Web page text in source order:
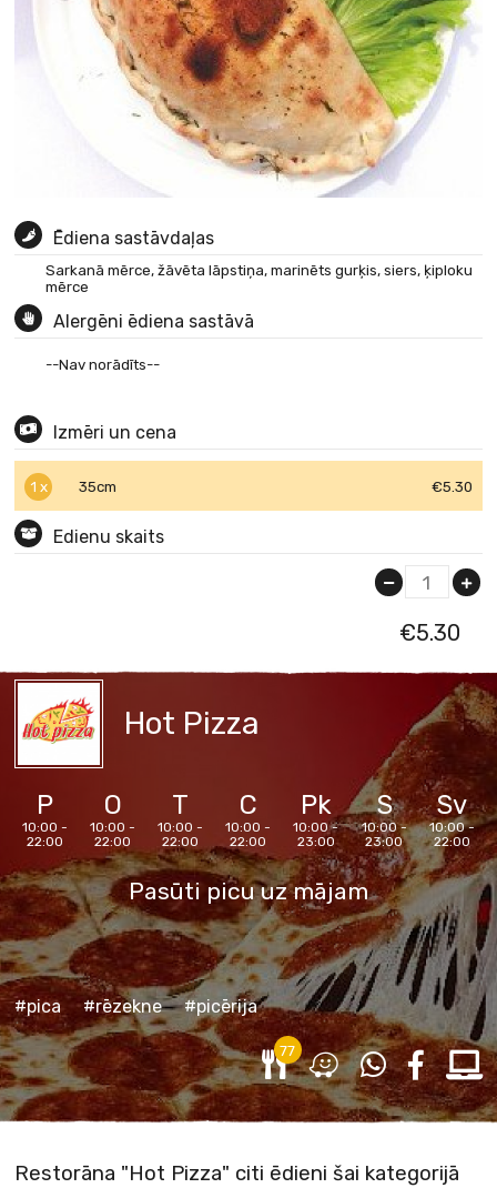
Ēdiena sastāvdaļas
Sarkanā mērce, žāvēta lāpstiņa, marinēts gurķis, siers, ķiploku
mērce
Alergēni ēdiena sastāvā
--Nav norādīts--
Izmēri un cena
1 x 35cm €5.30
Edienu skaits
1
€5.30
Hot Pizza
P
10:00 -
22:00
O
10:00 -
22:00
T
10:00 -
22:00
C
10:00 -
22:00
Pk
10:00 -
23:00
S
10:00 -
23:00
Sv
10:00 -
22:00
Pasūti picu uz mājam
#pica #rēzekne #picērija
77
Restorāna "Hot Pizza" citi ēdieni šai kategorijā